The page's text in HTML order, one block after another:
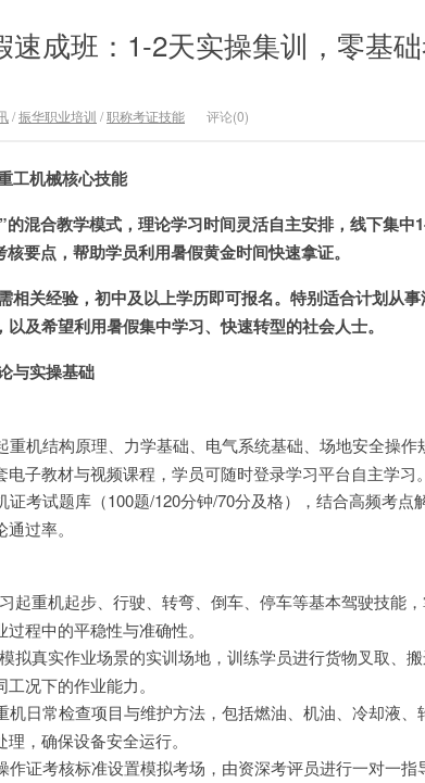
成班：1-2天实操集训，零基
/振华职业培训 /职称考证技能 评论(0)
工机械核心技能
的混合教学模式，理论学习时间灵活自主安排，线下集中
要点，帮助学员利用暑假黄金时间快速拿证。
相关经验，初中及以上学历即可报名。特别适合计划从事
及希望利用暑假集中学习、快速转型的社会人士。
与实操基础
重机结构原理、力学基础、电气系统基础、场地安全操作
子教材与视频课程，学员可随时登录学习平台自主学习。
证考试题库（100题/120分钟/70分及格），结合高频考点
过率。
起重机起步、行驶、转弯、倒车、停车等基本驾驶技能
程中的平稳性与准确性。
拟真实作业场景的实训场地，训练学员进行货物叉取、搬
况下的作业能力。
机日常检查项目与维护方法，包括燃油、机油、冷却液、
，确保设备安全运行。
作证考核标准设置模拟考场，由资深考评员进行一对一指